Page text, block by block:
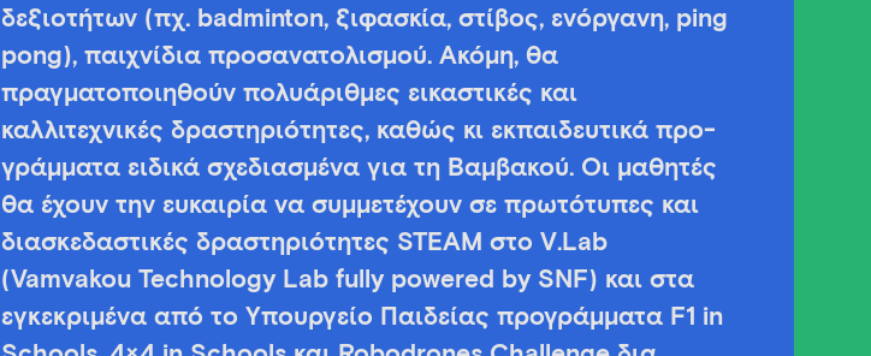
δεξιοτήτων (πχ. badminton, ξιφασκία, στίβος, ενόργανη, ping
pong), παιχνίδια προσανατολισμού. Ακόμη, θα
πραγματοποιηθούν πολυάριθμες εικαστικές και
καλλιτεχνικές δραστηριότητες, καθώς κι εκπαιδευτικά προ-
γράμματα ειδικά σχεδιασμένα για τη Βαμβακού. Οι μαθητές
θα έχουν την ευκαιρία να συμμετέχουν σε πρωτότυπες και
διασκεδαστικές δραστηριότητες STEAM στο V.Lab
(Vamvakou Technology Lab fully powered by SNF) και στα
εγκεκριμένα από το Υπουργείο Παιδείας προγράμματα F1 in